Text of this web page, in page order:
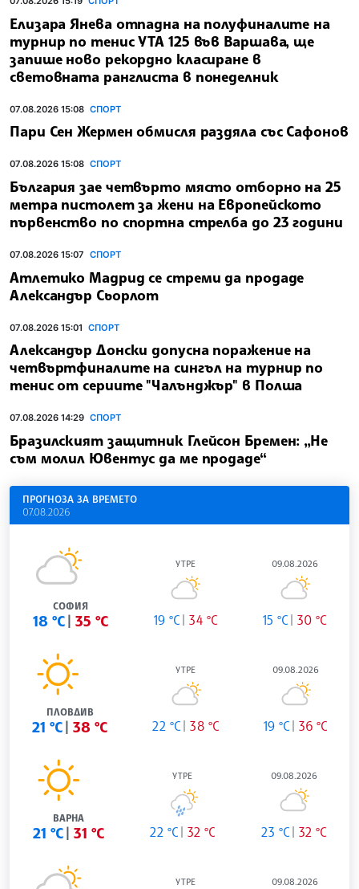
Елизара Янева отпадна на полуфиналите на
турнир по тенис УТА 125 във Варшава, ще
запише ново рекордно класиране в
световната ранглиста в понеделник
07.08.2026 15:08 СПОРТ
Пари Сен Жермен обмисля раздяла със Сафонов
07.08.2026 15:08 СПОРТ
България зае четвърто място отборно на 25
метра пистолет за жени на Европейското
първенство по спортна стрелба до 23 години
07.08.2026 15:07 СПОРТ
Атлетико Мадрид се стреми да продаде
Александър Сьорлот
07.08.2026 15:01 СПОРТ
Александър Донски допусна поражение на
четвъртфиналите на сингъл на турнир по
тенис от сериите "Чалънджър" в Полша
07.08.2026 14:29 СПОРТ
Бразилският защитник Глейсон Бремен: „Не
съм молил Ювентус да ме продаде“
ПРОГНОЗА ЗА ВРЕМЕТО
07.08.2026
СОФИЯ
18 °C 35 °C
УТРЕ
19 °C 34 °C
09.08.2026
15 °C 30 °C
ПЛОВДИВ
21 °C 38 °C
УТРЕ
22 °C 38 °C
09.08.2026
19 °C 36 °C
ВАРНА
21 °C 31 °C
УТРЕ
22 °C 32 °C
09.08.2026
23 °C 32 °C
УТРЕ 09.08.2026